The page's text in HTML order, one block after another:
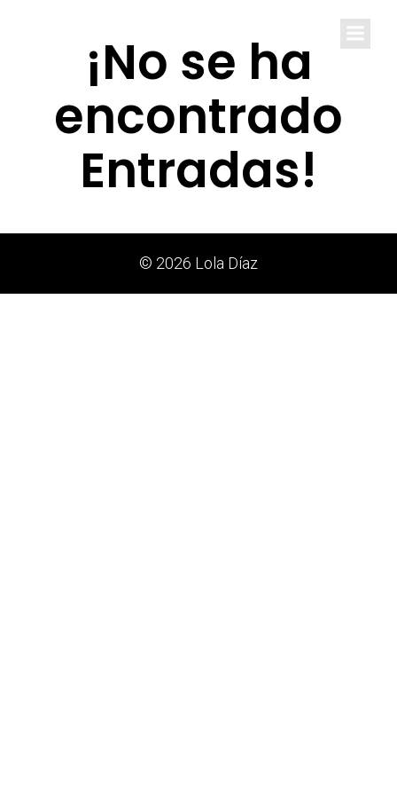
¡No se ha
encontrado
Entradas!
© 2026 Lola Díaz